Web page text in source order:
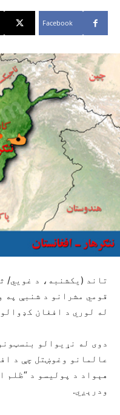
Facebook
قومي مشرانو د شنبې په
له لوري د افغان
دوی له نړیوالو
عالمانو وغوښتل چې د
هېواد د پولیسو د “ظلم
ودرېږي.